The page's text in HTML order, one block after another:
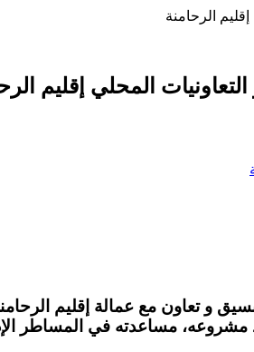
الرحامنة
المحلي إقليم
مساعدته في المساطر